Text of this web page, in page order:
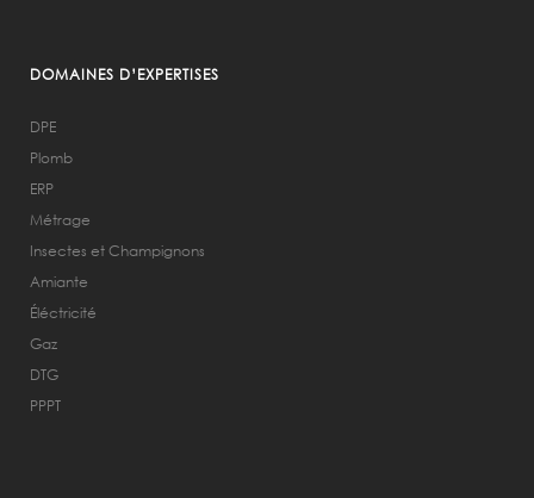
DOMAINES D’EXPERTISES
DPE
Plomb
ERP
Métrage
Insectes et Champignons
Amiante
Éléctricité
Gaz
DTG
PPPT